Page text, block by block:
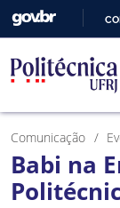
Comunicação
Babi na